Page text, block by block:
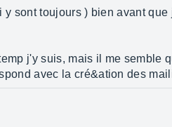
sont toujours ) bien avant
j'y suis, mais il me semble
avec la cré&ation des